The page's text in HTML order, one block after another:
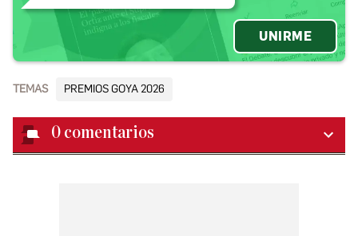
UNIRME
TEMAS PREMIOS GOYA 2026
0 comentarios